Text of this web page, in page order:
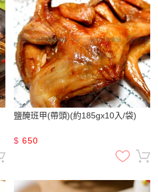
鹽醃班甲(帶頭)(約185gx10入/袋)
$ 650